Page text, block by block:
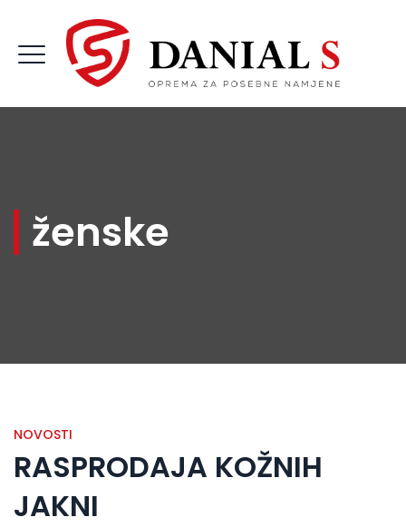
ženske
NOVOSTI
RASPRODAJA KOŽNIH
JAKNI